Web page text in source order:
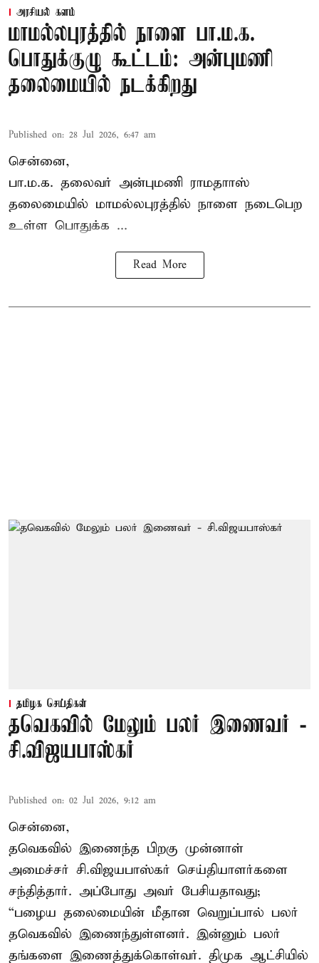
அரசியல் களம்
மாமல்லபுரத்தில் நாளை பா.ம.க.
பொதுக்குழு கூட்டம்: அன்புமணி
தலைமையில் நடக்கிறது
Published on: 28 Jul 2026, 6:47 am
சென்னை,
பா.ம.க. தலைவர் அன்புமணி ராமதாாஸ்
தலைமையில் மாமல்லபுரத்தில் நாளை நடைபெற
உள்ள பொதுக்க ...
Read More
தமிழக செய்திகள்
தவெகவில் மேலும் பலர் இணைவர் -
சி.விஜயபாஸ்கர்
Published on: 02 Jul 2026, 9:12 am
சென்னை,
தவெகவில் இணைந்த பிறகு முன்னாள்
அமைச்சர் சி.விஜயபாஸ்கர் செய்தியாளர்களை
சந்தித்தார். அப்போது அவர் பேசியதாவது;
“பழைய தலைமையின் மீதான வெறுப்பால் பலர்
தவெகவில் இணைந்துள்ளனர். இன்னும் பலர்
தங்களை இணைத்துக்கொள்வர். திமுக ஆட்சியில்